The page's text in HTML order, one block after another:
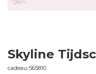
Skyline
cadeau-565810